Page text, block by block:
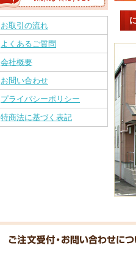
お取引の流れ
よくあるご質問
会社概要
お問い合わせ
プライバシーポリシー
特商法に基づく表記